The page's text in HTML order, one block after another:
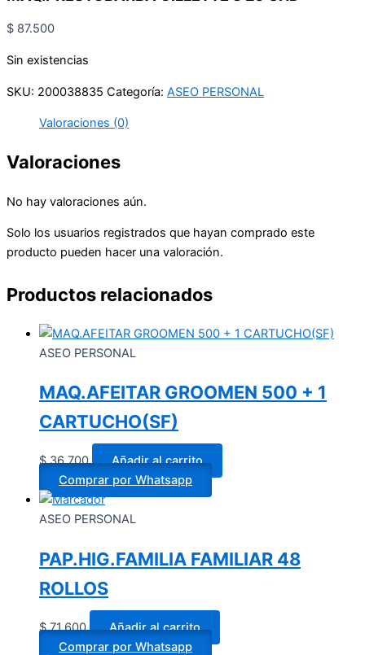
$ 87.500
Sin existencias
SKU: 200038835 Categoría: ASEO PERSONAL
Valoraciones (0)
Valoraciones
No hay valoraciones aún.
Solo los usuarios registrados que hayan comprado este
producto pueden hacer una valoración.
Productos relacionados
ASEO PERSONAL
MAQ.AFEITAR GROOMEN 500 + 1
CARTUCHO(SF)
$36.700
Añadir al carrito
Comprar por Whatsapp
ASEO PERSONAL
PAP.HIG.FAMILIA FAMILIAR 48
ROLLOS
$71.600
Añadir al carrito
Comprar por Whatsapp